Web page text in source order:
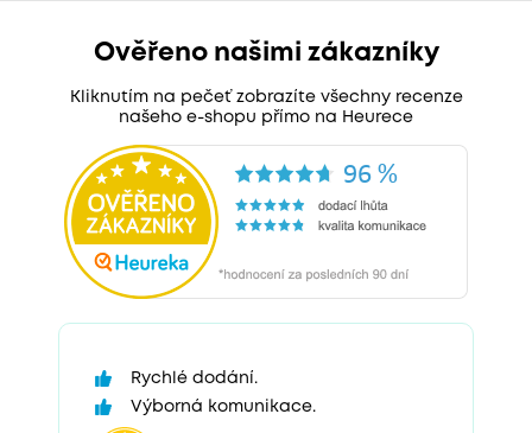
Ověřeno našimi zákazníky
Kliknutím na pečeť zobrazíte všechny recenze
našeho e-shopu přímo na Heurece
Rychlé dodání.
Výborná komunikace.